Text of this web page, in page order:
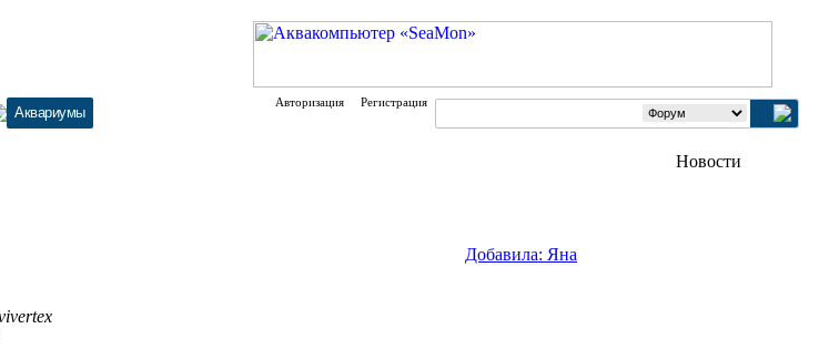
Аквариумы
Авторизация Регистрация
Добавила: Яна